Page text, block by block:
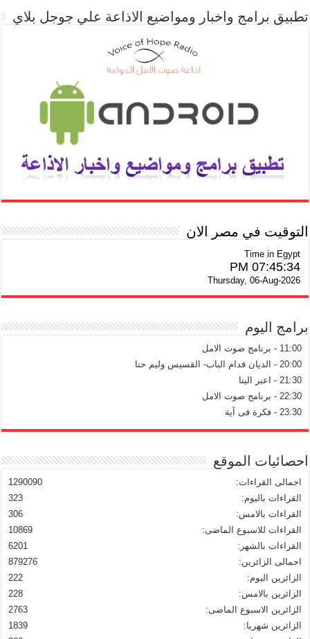
تطبيق برامج واخبار ومواضيع الاذاعة علي جوجل بلاي
التوقيت في مصر الان
Time in Egypt
07:45:35 PM
Thursday, 06-Aug-2026
برامج اليوم
11:00 - برنامج صوت الامل
20:00 - الديان قدام الباب- القسيس وليم حنا
21:30 - اعبر الينا
22:30 - برنامج صوت الامل
23:30 - فكرة فى آية
احصائيات الموقع
1290090
اجمالى القراءات:
323
القراءات باليوم:
306
القراءات بالامس:
10869
القراءات للاسبوع الماضى:
6201
القراءات بالشهر:
879276
اجمالى الزائرين:
222
الزائرين اليوم:
228
الزائرين بالامس:
2763
الزائرين الاسبوع الماضى:
1839
الزائرين شهريا: